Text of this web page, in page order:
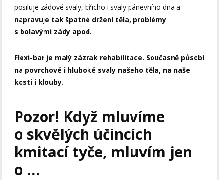
posiluje zádové svaly, břicho i svaly pánevního dna a
napravuje tak špatné držení těla, problémy
s bolavými zády apod.
Flexi-bar je malý zázrak rehabilitace. Současně působí
na povrchové i hluboké svaly našeho těla, na naše
kosti i klouby.
Pozor! Když mluvíme
o skvělých účincích
kmitací tyče, mluvím jen
o …